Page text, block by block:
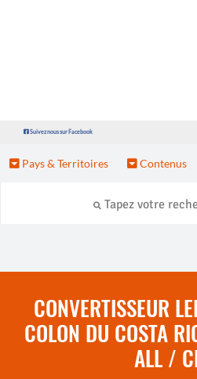
Suivez nous sur Facebook
Pays & Territoires Contenus
CONVERTISSEUR
COLON DU COSTA
ALL /